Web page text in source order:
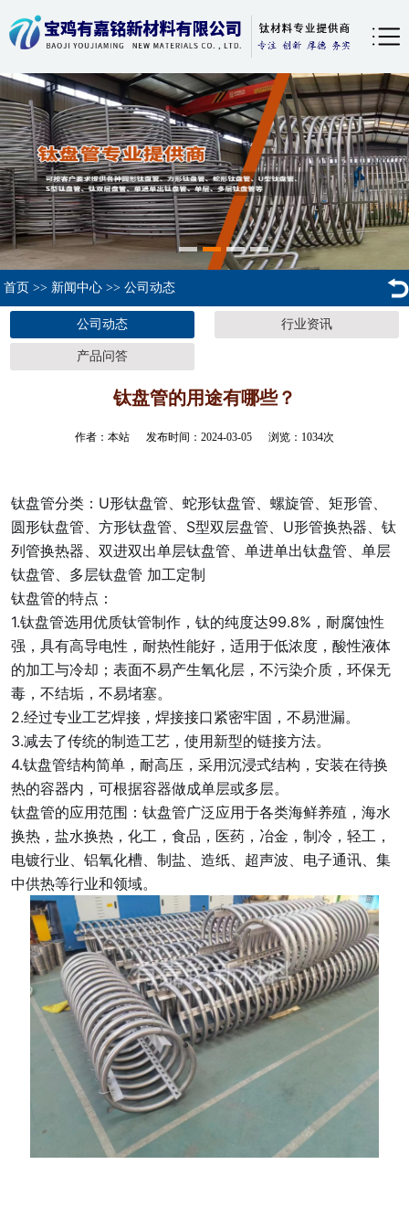
首页 >> 新闻中心 >> 公司动态
公司动态 行业资讯
产品问答
钛盘管的用途有哪些？
作者：本站 发布时间：2024-03-05 浏览： 1034次
钛盘管分类：U形钛盘管、蛇形钛盘管、螺旋管、矩形管、
圆形钛盘管、方形钛盘管、S型双层盘管、U形管换热器、钛
列管换热器、双进双出单层钛盘管、单进单出钛盘管、单层
钛盘管、多层钛盘管 加工定制
钛盘管的特点：
1.钛盘管选用优质钛管制作，钛的纯度达99.8%，耐腐蚀性
强，具有高导电性，耐热性能好，适用于低浓度，酸性液体
的加工与冷却；表面不易产生氧化层，不污染介质，环保无
毒，不结垢，不易堵塞。
2.经过专业工艺焊接，焊接接口紧密牢固，不易泄漏。
3.减去了传统的制造工艺，使用新型的链接方法。
4.钛盘管结构简单，耐高压，采用沉浸式结构，安装在待换
热的容器内，可根据容器做成单层或多层。
钛盘管的应用范围：钛盘管广泛应用于各类海鲜养殖，海水
换热，盐水换热，化工，食品，医药，冶金，制冷，轻工，
电镀行业、铝氧化槽、制盐、造纸、超声波、电子通讯、集
中供热等行业和领域。